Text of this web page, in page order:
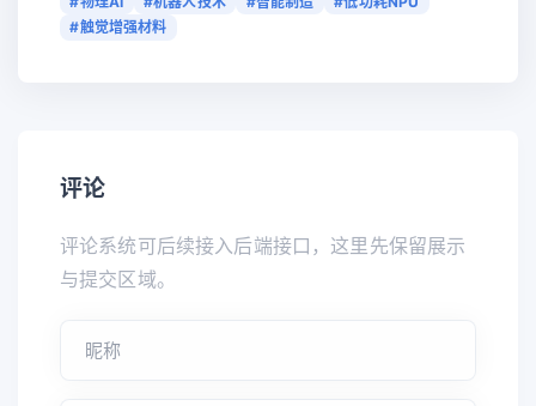
#触觉增强材料
评论
评论系统可后续接入后端接口，这里先保留展示
与提交区域。